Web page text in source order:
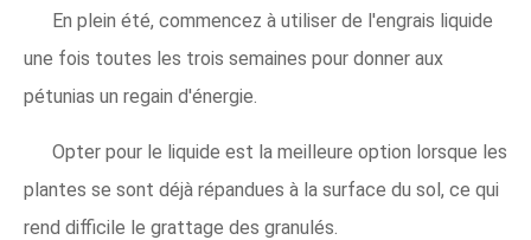
En plein été, commencez à utiliser de l'engrais liquide
une fois toutes les trois semaines pour donner aux
pétunias un regain d'énergie.
Opter pour le liquide est la meilleure option lorsque les
plantes se sont déjà répandues à la surface du sol, ce qui
rend difficile le grattage des granulés.